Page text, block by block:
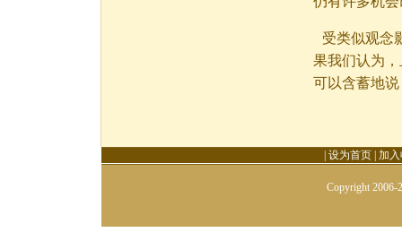
受类似观念
果我们认为
可以含蓄地
设为首页 加
Copyright